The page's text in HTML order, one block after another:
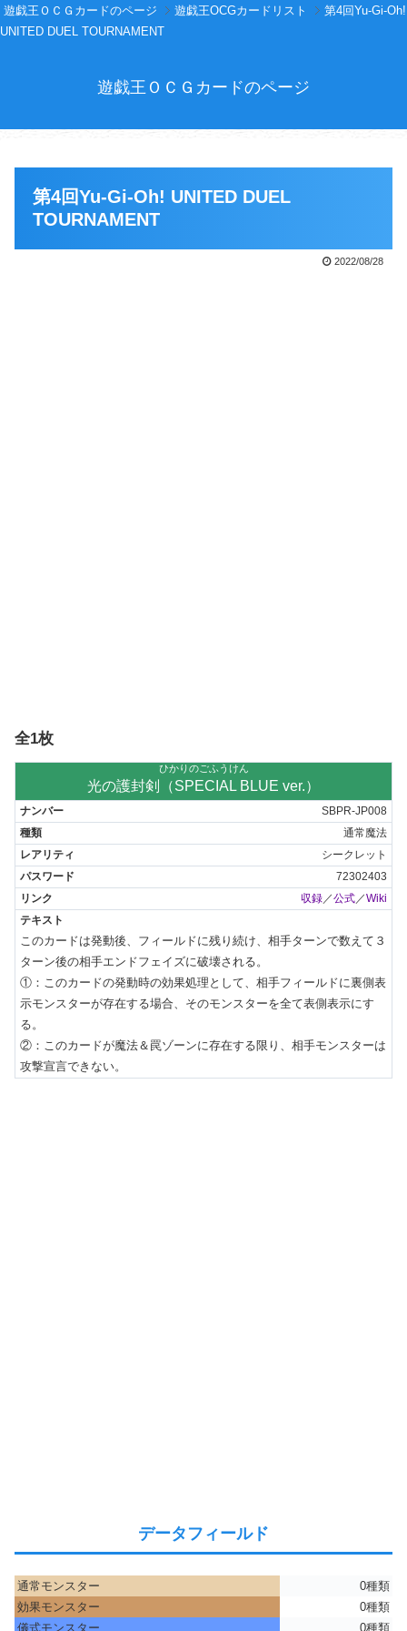
遊戯王ＯＣＧカードのページ 遊戯王OCGカードリスト
第4回Yu-Gi-Oh!
UNITED DUEL TOURNAMENT
遊戯王ＯＣＧカードのページ
第4回Yu-Gi-Oh! UNITED DUEL
TOURNAMENT
2022/08/28
全1枚
ひかりのごふうけん
光の護封剣（SPECIAL BLUE ver.）
SBPR-JP008
通常魔法
シークレット
72302403
収録 ／公式 ／Wiki
このカードは発動後、フィールドに残り続け、相手ターンで数えて３
ターン後の相手エンドフェイズに破壊される。
①：このカードの発動時の効果処理として、相手フィールドに裏側表
示モンスターが存在する場合、そのモンスターを全て表側表示にす
る。
②：このカードが魔法＆罠ゾーンに存在する限り、相手モンスターは
攻撃宣言できない。
データフィールド
通常モンスター
0種類
効果モンスター
0種類
儀式モンスター
0種類